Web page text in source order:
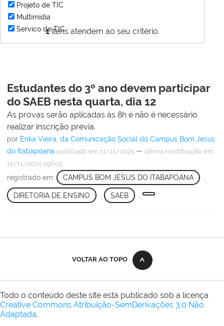
1itens atendem ao seu critério.
Projeto de TIC
Multimídia
Servico de TIC
Estudantes do 3º ano devem participar
do SAEB nesta quarta, dia 12
As provas serão aplicadas às 8h e não é necessário
realizar inscrição prévia.
por Erika Vieira, da Comunicação Social do Campus Bom Jesus
do Itabapoana publicado em 11/11/2025 — última modificação em
11/11/2025 09h05
registrado em: CAMPUS BOM JESUS DO ITABAPOANA
DIRETORIA DE ENSINO SAEB
VOLTAR AO TOPO
Todo o conteúdo deste site está publicado sob a licença
Creative Commons Atribuição-SemDerivações 3.0 Não
Adaptada.